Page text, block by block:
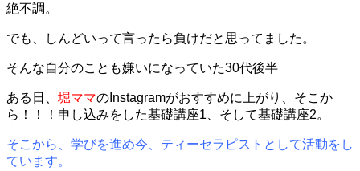
絶不調。
でも、しんどいって言ったら負けだと思ってました。
そんな自分のことも嫌いになっていた30代後半
ある日、 堀ママのInstagramがおすすめに上がり、そこか
ら！！！申し込みをした基礎講座1、そして基礎講座2。
そこから、学びを進め今、ティーセラピストとして活動をし
ています。